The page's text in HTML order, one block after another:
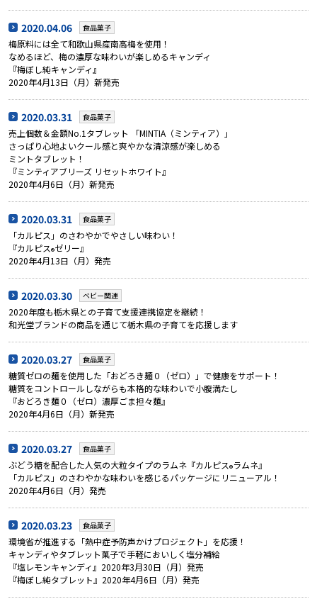
2020.04.06 食品菓子
梅原料には全て和歌山県産南高梅を使用！
なめるほど、梅の濃厚な味わいが楽しめるキャンディ
『梅ぼし純キャンディ』
2020年4月13日（月）新発売
2020.03.31 食品菓子
売上個数＆金額No.1タブレット 「MINTIA（ミンティア）」
さっぱり心地よいクール感と爽やかな清涼感が楽しめる
ミントタブレット！
『ミンティアブリーズ リセットホワイト』
2020年4月6日（月）新発売
2020.03.31 食品菓子
「カルピス」のさわやかでやさしい味わい！
『カルピス®ゼリー』
2020年4月13日（月）発売
2020.03.30 ベビー関連
2020年度も栃木県との子育て支援連携協定を継続！
和光堂ブランドの商品を通じて栃木県の子育てを応援します
2020.03.27 食品菓子
糖質ゼロの麺を使用した「おどろき麺０（ゼロ）」で健康をサポート！
糖質をコントロールしながらも本格的な味わいで小腹満たし
『おどろき麺０（ゼロ）濃厚ごま担々麺』
2020年4月6日（月）新発売
2020.03.27 食品菓子
ぶどう糖を配合した人気の大粒タイプのラムネ『カルピス®ラムネ』
「カルピス」のさわやかな味わいを感じるパッケージにリニューアル！
2020年4月6日（月）発売
2020.03.23 食品菓子
環境省が推進する「熱中症予防声かけプロジェクト」を応援！
キャンディやタブレット菓子で手軽においしく塩分補給
『塩レモンキャンディ』2020年3月30日（月）発売
『梅ぼし純タブレット』2020年4月6日（月）発売